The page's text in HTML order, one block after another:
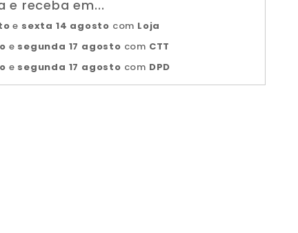
e receba em...
e sexta 14 agosto com Loja
e segunda 17 agosto com CTT
e segunda 17 agosto com DPD